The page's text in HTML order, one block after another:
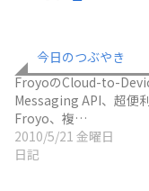
今日のつぶやき
FroyoのCloud-to-
Messaging API、超便
Froyo、複…
2010/5/21 金曜日
日記